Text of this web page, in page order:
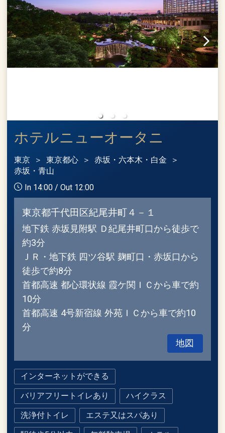
ホテルニューオータニ
東京 東京都心
赤坂・六本木・白金
赤坂・青山
In 14:00 / Out 12:00
東京都千代田区紀尾井町４－１
地下鉄 赤坂見附駅 Ｄ紀尾井町口から徒歩で
約3分
ＪＲ・地下鉄 四ツ谷駅 麹町口・赤坂口から
徒歩で約8分
首都高速 都心環状線 霞ケ関ＩＣから車で約
10分
首都高速 4号新宿線 外苑ＩＣから車で約10
分
地図
インターネットができる
バリアフリートイレあり ハイクラス
洗浄付トイレ エステ又はスパあり